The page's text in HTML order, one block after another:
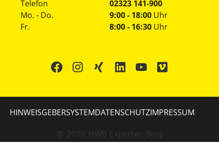
Telefon
02323 141-900
Mo. - Do.
Fr.
9:00 - 18:00 Uhr
8:00 - 16:30 Uhr
© 2026 NWB Experten-Blog
HINWEISGEBERSYSTEMDATENSCHUTZIMPRESSUM